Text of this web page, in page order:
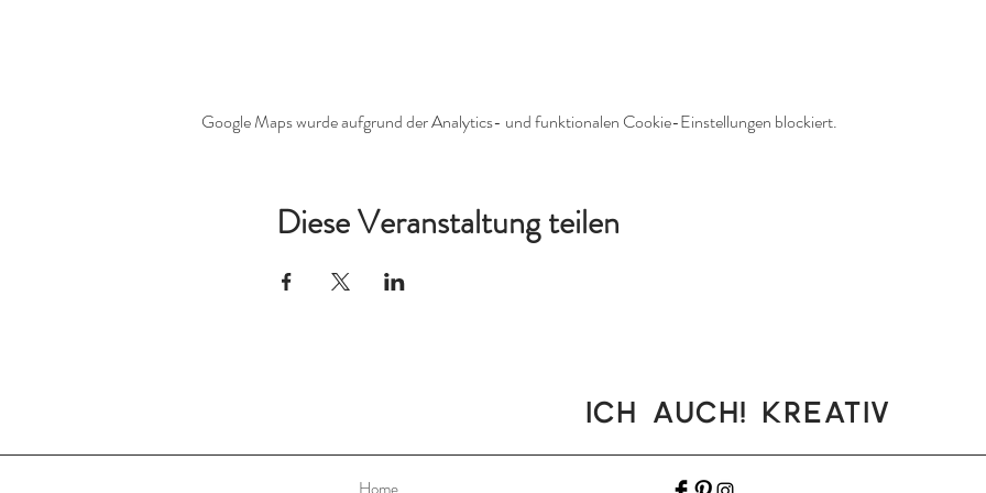
Google Maps wurde aufgrund der Analytics- und funktionalen Cookie-Einstellungen blockiert.
Diese Veranstaltung teilen
Ich auch! Kreativ